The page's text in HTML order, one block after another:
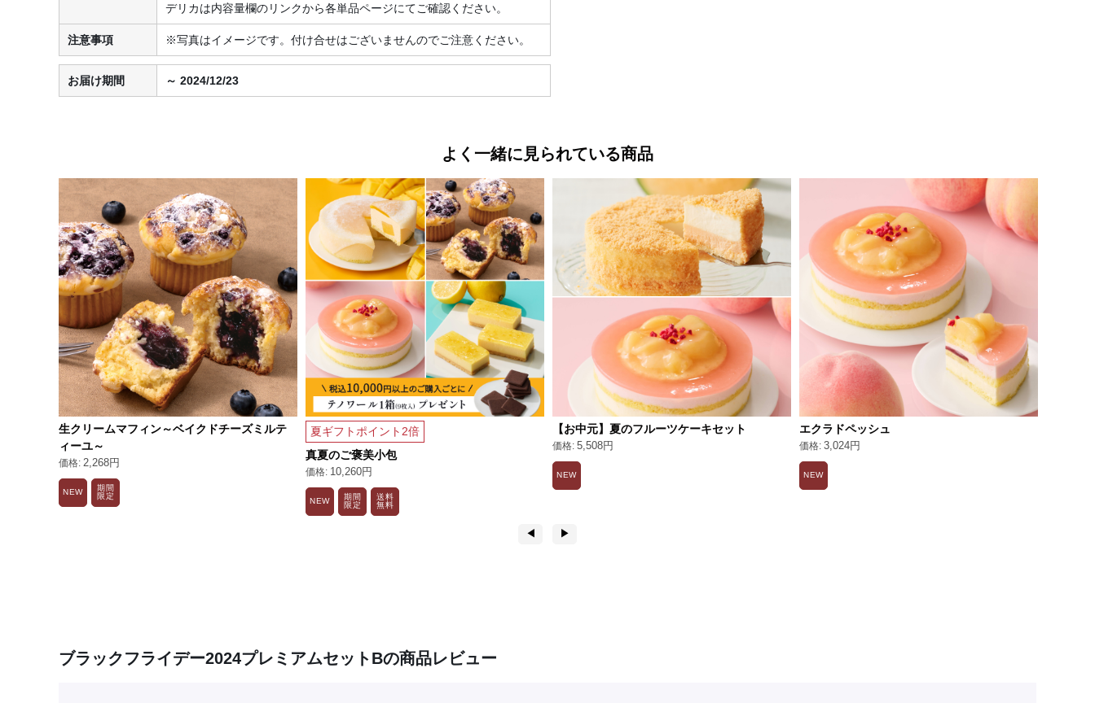
デリカは内容量欄のリンクから各単品ページにてご確認ください。
注意事項 ※写真はイメージです。付け合せはございませんのでご注意ください。
お届け期間 ～ 2024/12/23
よく一緒に見られている商品
生クリームマフィン～ベイクドチーズミルテ
ィーユ～
2,268円
NEW
期間
限定
夏ギフトポイント2倍
真夏のご褒美小包
10,260円
NEW
期間
限定
送料
無料
【お中元】夏のフルーツケーキセット
5,508円
NEW
エクラドペッシュ
3,024円
NEW
◀︎ ▶︎
ブラックフライデー2024プレミアムセットBの商品レビュー